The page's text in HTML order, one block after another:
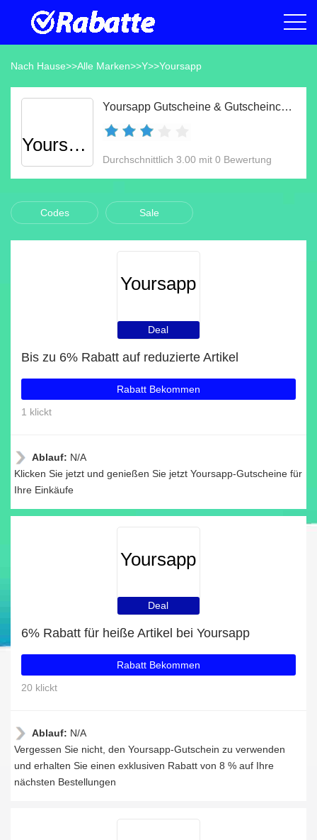
Nach Hause>>Alle Marken>>Y>>Yoursapp
Yoursapp
Yoursapp Gutscheine & Gutscheincodes Aug 2026
Durchschnittlich 3.00 mit 0 Bewertung
Codes Sale
Yoursapp
Deal
Bis zu 6% Rabatt auf reduzierte Artikel
Rabatt Bekommen
1 klickt
Ablauf: N/A
Klicken Sie jetzt und genießen Sie jetzt Yoursapp-Gutscheine für
Ihre Einkäufe
Yoursapp
Deal
6% Rabatt für heiße Artikel bei Yoursapp
Rabatt Bekommen
20 klickt
Ablauf: N/A
Vergessen Sie nicht, den Yoursapp-Gutschein zu verwenden
und erhalten Sie einen exklusiven Rabatt von 8 % auf Ihre
nächsten Bestellungen